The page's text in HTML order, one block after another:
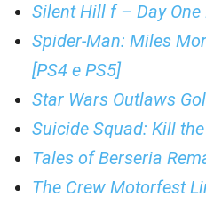
Silent Hill f – Day One
Spider-Man: Miles
[PS4 e PS5]
Star Wars Outlaws
Suicide Squad: Kill
Tales of Berseria
The Crew Motorfest